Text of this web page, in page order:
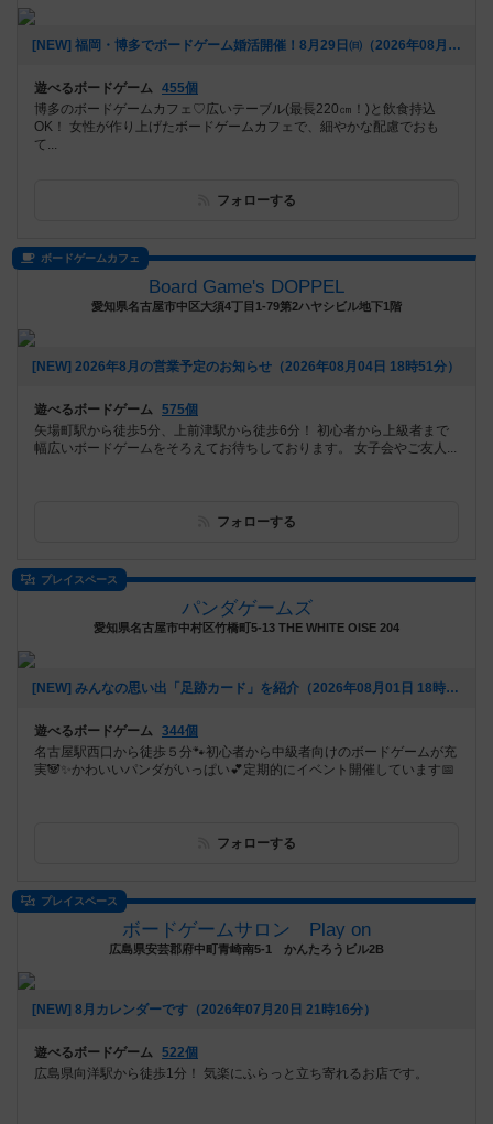
[NEW] 福岡・博多でボードゲーム婚活開催！8月29日㈰（2026年08月05日 16時55分）
遊べるボードゲーム 455個
博多のボードゲームカフェ♡広いテーブル(最長220㎝！)と飲食持込
OK！ 女性が作り上げたボードゲームカフェで、細やかな配慮でおも
て...
フォローする
ボードゲームカフェ
Board Game's DOPPEL
愛知県名古屋市中区大須4丁目1-79第2ハヤシビル地下1階
[NEW] 2026年8月の営業予定のお知らせ（2026年08月04日 18時51分）
遊べるボードゲーム 575個
矢場町駅から徒歩5分、上前津駅から徒歩6分！ 初心者から上級者まで
幅広いボードゲームをそろえてお待ちしております。 女子会やご友人...
フォローする
プレイスペース
パンダゲームズ
愛知県名古屋市中村区竹橋町5-13 THE WHITE OISE 204
[NEW] みんなの思い出「足跡カード」を紹介（2026年08月01日 18時17分）
遊べるボードゲーム 344個
名古屋駅西口から徒歩５分🐾初心者から中級者向けのボードゲームが充
実🐼✨かわいいパンダがいっぱい💕定期的にイベント開催しています📅
フォローする
プレイスペース
ボードゲームサロン Play on
広島県安芸郡府中町青崎南5-1 かんたろうビル2B
[NEW] 8月カレンダーです（2026年07月20日 21時16分）
遊べるボードゲーム 522個
広島県向洋駅から徒歩1分！ 気楽にふらっと立ち寄れるお店です。